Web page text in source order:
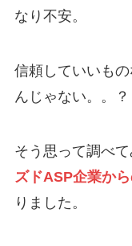
幅広いジ
4万人以上
なり不安。
信頼していいも
んじゃない。。？
そう思って調べて
ズドASP企業か
りました。